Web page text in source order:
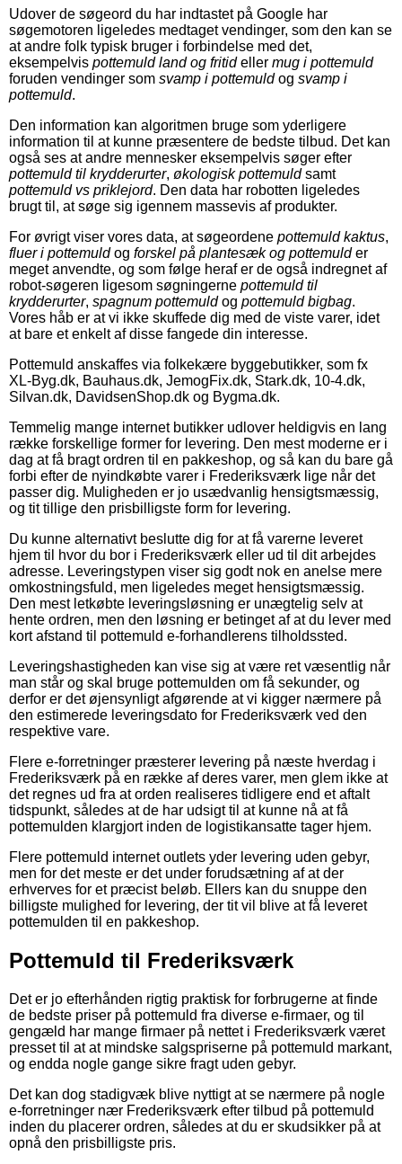
Udover de søgeord du har indtastet på Google har
søgemotoren ligeledes medtaget vendinger, som den kan se
at andre folk typisk bruger i forbindelse med det,
eksempelvis pottemuld land og fritideller mug i pottemuld
foruden vendinger som svamp i pottemuldog svamp i
pottemuld.
Den information kan algoritmen bruge som yderligere
information til at kunne præsentere de bedste tilbud. Det kan
også ses at andre mennesker eksempelvis søger efter
pottemuld til krydderurter, økologisk pottemuldsamt
pottemuld vs priklejord. Den data har robotten ligeledes
brugt til, at søge sig igennem massevis af produkter.
For øvrigt viser vores data, at søgeordene pottemuld kaktus,
fluer i pottemuldog forskel på plantesæk og pottemulder
meget anvendte, og som følge heraf er de også indregnet af
robot-søgeren ligesom søgningerne pottemuld til
krydderurter, spagnum pottemuldog pottemuld bigbag.
Vores håb er at vi ikke skuffede dig med de viste varer, idet
at bare et enkelt af disse fangede din interesse.
Pottemuld anskaffes via folkekære byggebutikker, som fx
XL-Byg.dk, Bauhaus.dk, JemogFix.dk, Stark.dk, 10-4.dk,
Silvan.dk, DavidsenShop.dk og Bygma.dk.
Temmelig mange internet butikker udlover heldigvis en lang
række forskellige former for levering. Den mest moderne er i
dag at få bragt ordren til en pakkeshop, og så kan du bare gå
forbi efter de nyindkøbte varer i Frederiksværk lige når det
passer dig. Muligheden er jo usædvanlig hensigtsmæssig,
og tit tillige den prisbilligste form for levering.
Du kunne alternativt beslutte dig for at få varerne leveret
hjem til hvor du bor i Frederiksværk eller ud til dit arbejdes
adresse. Leveringstypen viser sig godt nok en anelse mere
omkostningsfuld, men ligeledes meget hensigtsmæssig.
Den mest letkøbte leveringsløsning er unægtelig selv at
hente ordren, men den løsning er betinget af at du lever med
kort afstand til pottemuld e-forhandlerens tilholdssted.
Leveringshastigheden kan vise sig at være ret væsentlig når
man står og skal bruge pottemulden om få sekunder, og
derfor er det øjensynligt afgørende at vi kigger nærmere på
den estimerede leveringsdato for Frederiksværk ved den
respektive vare.
Flere e-forretninger præsterer levering på næste hverdag i
Frederiksværk på en række af deres varer, men glem ikke at
det regnes ud fra at orden realiseres tidligere end et aftalt
tidspunkt, således at de har udsigt til at kunne nå at få
pottemulden klargjort inden de logistikansatte tager hjem.
Flere pottemuld internet outlets yder levering uden gebyr,
men for det meste er det under forudsætning af at der
erhverves for et præcist beløb. Ellers kan du snuppe den
billigste mulighed for levering, der tit vil blive at få leveret
pottemulden til en pakkeshop.
Pottemuld til Frederiksværk
Det er jo efterhånden rigtig praktisk for forbrugerne at finde
de bedste priser på pottemuld fra diverse e-firmaer, og til
gengæld har mange firmaer på nettet i Frederiksværk været
presset til at at mindske salgspriserne på pottemuld markant,
og endda nogle gange sikre fragt uden gebyr.
Det kan dog stadigvæk blive nyttigt at se nærmere på nogle
e-forretninger nær Frederiksværk efter tilbud på pottemuld
inden du placerer ordren, således at du er skudsikker på at
opnå den prisbilligste pris.